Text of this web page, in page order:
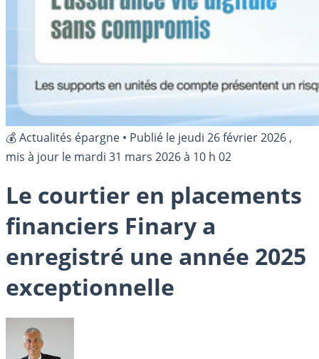
💰 Actualités épargne • Publié le jeudi 26 février 2026 ,
mis à jour le mardi 31 mars 2026 à 10 h 02
Le courtier en placements
financiers Finary a
enregistré une année 2025
exceptionnelle